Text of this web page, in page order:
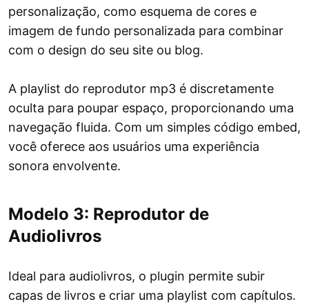
personalização, como esquema de cores e
imagem de fundo personalizada para combinar
com o design do seu site ou blog.
A playlist do reprodutor mp3 é discretamente
oculta para poupar espaço, proporcionando uma
navegação fluida. Com um simples código embed,
você oferece aos usuários uma experiência
sonora envolvente.
Modelo 3: Reprodutor de
Audiolivros
Ideal para audiolivros, o plugin permite subir
capas de livros e criar uma playlist com capítulos.